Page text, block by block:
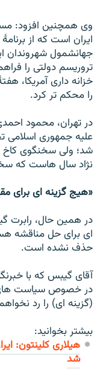
وی همچنین افزود:
ايران است که از
جهانشمول شهروندان
تروريسم دولتی را
خزانه داری آمريکا،
را محکم تر کرد.
در تهران، محمود
عليه جمهوری اسلامی
شد؛ ولی سخنگوی کاخ
نژاد سال هاست که
«هيج گزينه ای برای
در همین حال،
ای برای حل مناقشه
حذف نشده است.
آقای گيبس که با
در خصوص سياست های
(گزينه ای) را رد
بیشتر بخوانید:
هیلاری کلینتون:
شد